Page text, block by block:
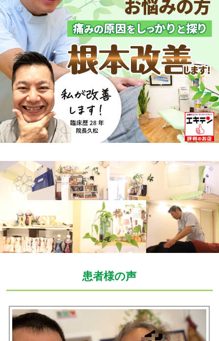
スタッフ
ブログ
アクセス
予約・お問合せ
患者様の声